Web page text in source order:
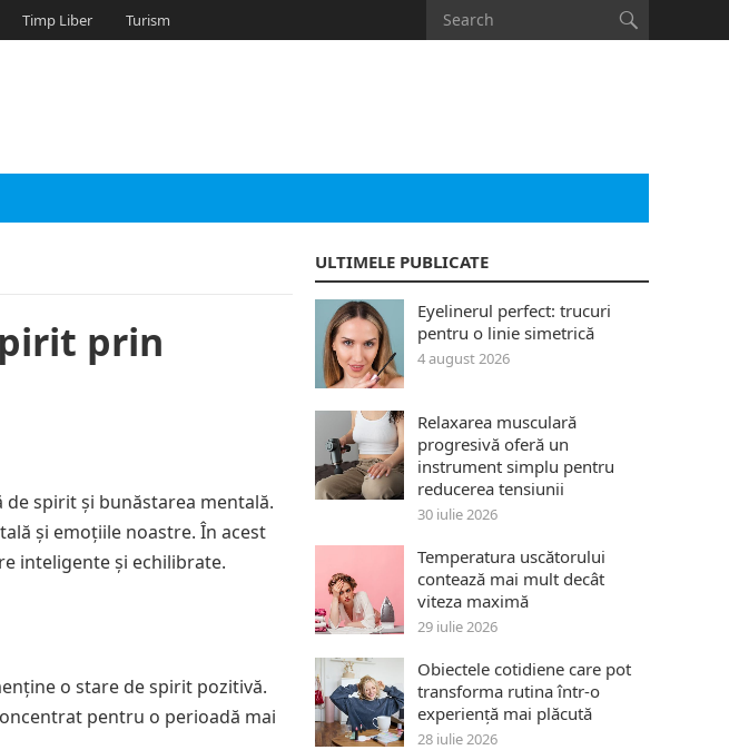
Timp Liber Turism
prin
spirit și bunăstarea mentală.
și emoțiile noastre. În acest
inteligente și echilibrate.
o stare de spirit pozitivă.
pentru o perioadă mai
ULTIMELE PUBLICATE
Eyelinerul perfect: trucuri
pentru o linie simetrică
4 august 2026
Relaxarea musculară
progresivă oferă un
instrument simplu pentru
reducerea tensiunii
30 iulie 2026
Temperatura uscătorului
contează mai mult decât
viteza maximă
29 iulie 2026
Obiectele cotidiene care pot
transforma rutina într-o
experiență mai plăcută
28 iulie 2026